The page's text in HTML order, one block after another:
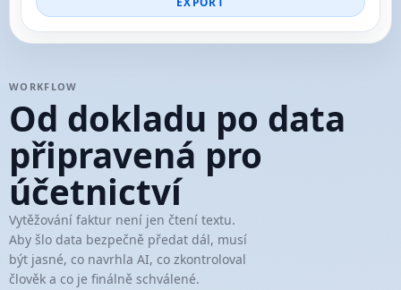
WORKFLOW
Od dokladu po data
připravená pro
účetnictví
Vytěžování faktur není jen čtení textu.
Aby šlo data bezpečně předat dál, musí
být jasné, co navrhla AI, co zkontroloval
člověk a co je finálně schválené.